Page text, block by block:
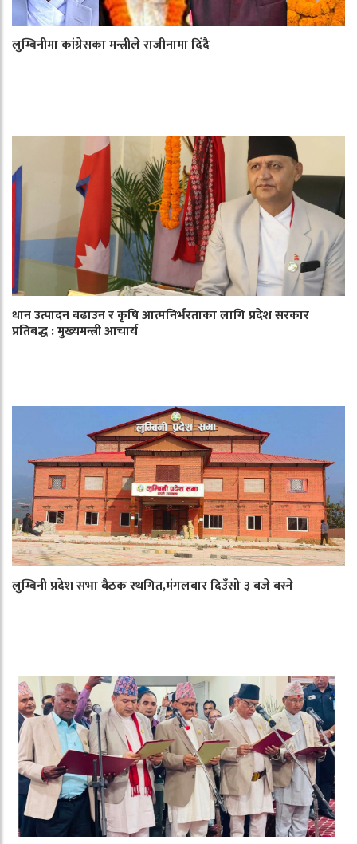
लुम्बिनीमा कांग्रेसका मन्त्रीले राजीनामा दिँदै
धान उत्पादन बढाउन र कृषि आत्मनिर्भरताका लागि प्रदेश सरकार
प्रतिबद्ध : मुख्यमन्त्री आचार्य
लुम्बिनी प्रदेश सभा बैठक स्थगित,मंगलबार दिउँसो ३ बजे बस्ने